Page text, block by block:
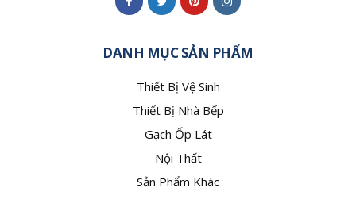
DANH MỤC SẢN PHẨM
Thiết Bị Vệ Sinh
Thiết Bị Nhà Bếp
Gạch Ốp Lát
Nội Thất
Sản Phẩm Khác